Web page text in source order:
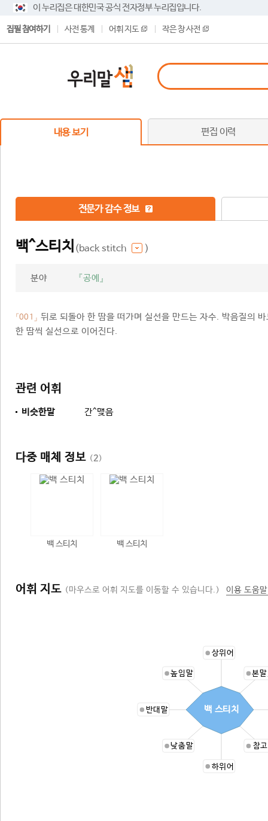
이 누리집은 대한민국 공식 전자정부 누리집입니다.
집필 참여하기 사전 통계 어휘 지도 작은 창 사전
내용 보기 편집 이력
전문가 감수 정보
백^스티치 (back stitch )
분야 『공예』
「001」 뒤로 되돌아 한 땀을 떠가며 실선을 만드는 자수. 박음질의
한 땀씩 실선으로 이어진다.
관련 어휘
비슷한말 간^맺음
다중 매체 정보 (2)
백 스티치 백 스티치
어휘 지도 (마우스로 어휘 지도를 이동할 수 있습니다.) 이용 도움
상위어
본
참
하위어
낮춤말
반대말
높임말
백 스티치